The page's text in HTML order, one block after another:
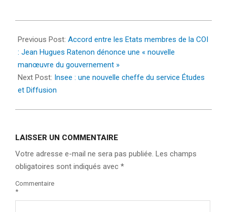
01-
25
Previous Post: Accord entre les Etats membres de la COI
: Jean Hugues Ratenon dénonce une « nouvelle
manœuvre du gouvernement »
Next Post: Insee : une nouvelle cheffe du service Études
et Diffusion
LAISSER UN COMMENTAIRE
Votre adresse e-mail ne sera pas publiée. Les champs
obligatoires sont indiqués avec *
Commentaire
*